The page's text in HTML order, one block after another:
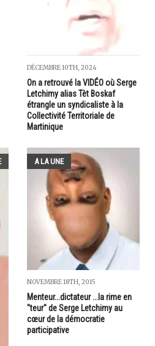
DÉCEMBRE 10TH, 2024
On a retrouvé la VIDÉO où Serge
Letchimy alias Tèt Boskaf
étrangle un syndicaliste à la
Collectivité Territoriale de
Martinique
A LA UNE
NOVEMBRE 18TH, 2015
Menteur...dictateur ...la rime en
"teur" de Serge Letchimy au
cœur de la démocratie
participative